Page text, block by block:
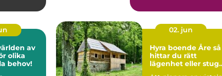
av
olika
behov!
02. jun
Hyra boende Åre så
hittar du rätt
lägenhet eller